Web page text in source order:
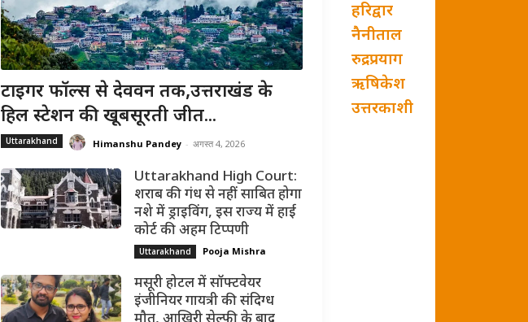
टाइगर फॉल्स से देववन तक,उत्तराखंड के
हिल स्टेशन की खूबसूरती जीत...
Uttarakhand Himanshu Pandey - अगस्त 4, 2026
Uttarakhand High Court:
शराब की गंध से नहीं साबित होगा
नशे में ड्राइविंग, इस राज्य में हाई
कोर्ट की अहम टिप्पणी
Uttarakhand Pooja Mishra
मसूरी होटल में सॉफ्टवेयर
इंजीनियर गायत्री की संदिग्ध
हरिद्वार
नैनीताल
रुद्रप्रयाग
ऋषिकेश
उत्तरकाशी